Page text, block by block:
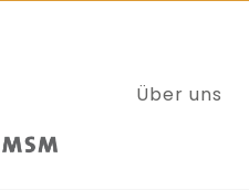
Über uns